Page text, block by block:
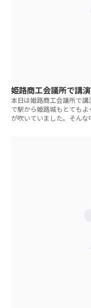
姫路商工会議所で講
本日は姫路商工会議所で
で駅から姫路城もとても
が吹いていました。そん